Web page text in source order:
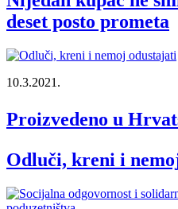
deset posto prometa
10.3.2021.
Proizvedeno u
Odluči, kreni i